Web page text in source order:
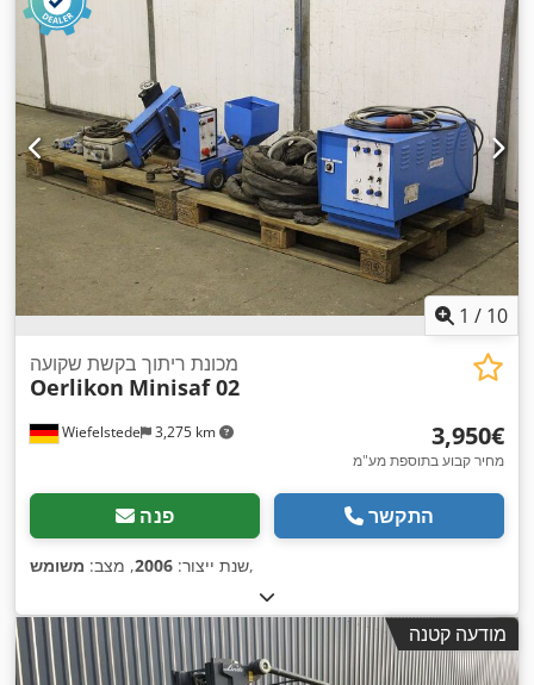
1 / 10
Wiefelstede 3,275 km
מכונת ריתוך בקשת שקועה
Oerlikon Minisaf 02
‏3,950 ‏€
מחיר קבוע בתוספת מע"מ
פנה התקשר
שנת ייצור: 2006, מצב: משומש ,
מודעה קטנה